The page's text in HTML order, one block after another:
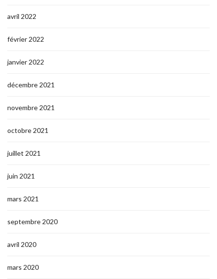
avril 2022
février 2022
janvier 2022
décembre 2021
novembre 2021
octobre 2021
juillet 2021
juin 2021
mars 2021
septembre 2020
avril 2020
mars 2020